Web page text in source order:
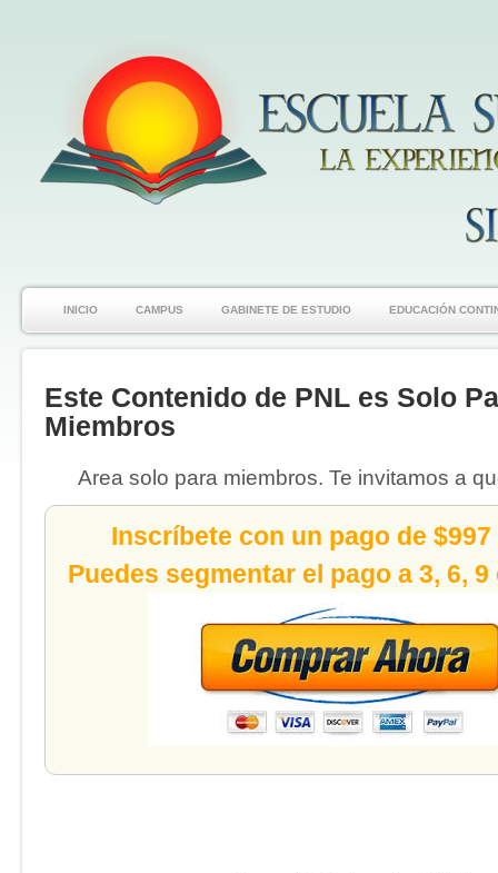
INICIO CAMPUS GABINETE DE ESTUDIO EDUCACIÓN
Este Contenido de PNL es Solo
Miembros
Area solo para miembros. Te invitamos a
Inscríbete con un pago de
Puedes segmentar el pago a 3, 6, 9